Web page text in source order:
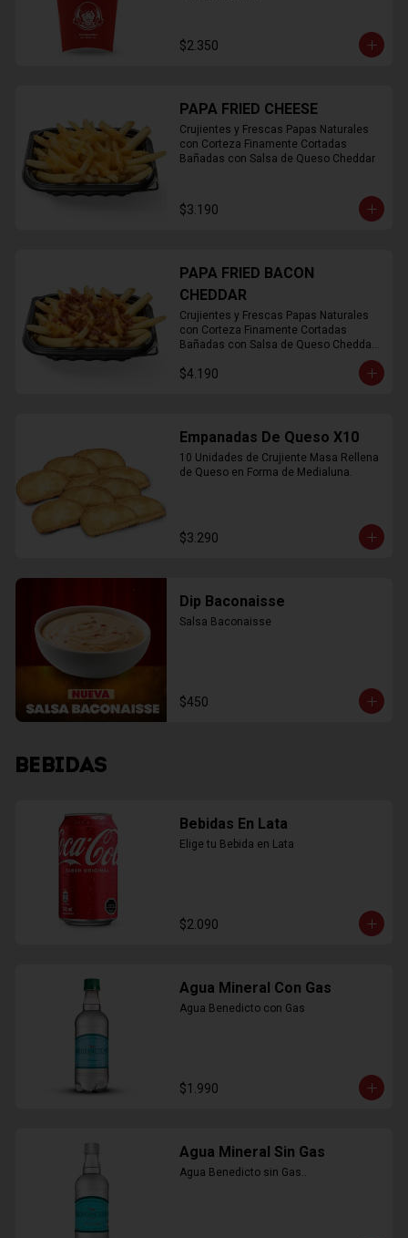
$2.350
PAPA FRIED CHEESE
Crujientes y Frescas Papas Naturales
con Corteza Finamente Cortadas
Bañadas con Salsa de Queso Cheddar
$3.190
PAPA FRIED BACON
CHEDDAR
Crujientes y Frescas Papas Naturales
con Corteza Finamente Cortadas
Bañadas con Salsa de Queso Cheddar
$4.190
Empanadas De Queso X10
10 Unidades de Crujiente Masa Rellena
de Queso en Forma de Medialuna.
$3.290
Dip Baconaisse
Salsa Baconaisse
$450
BEBIDAS
Bebidas En Lata
Elige tu Bebida en Lata
$2.090
Agua Mineral Con Gas
Agua Benedicto con Gas
$1.990
Agua Mineral Sin Gas
Agua Benedicto sin Gas..